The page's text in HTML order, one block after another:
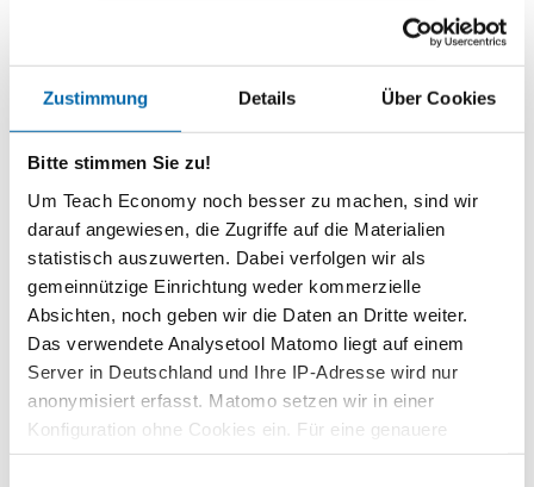
Zustimmung Details Über Cookies
Bitte stimmen Sie zu!
Um Teach Economy noch besser zu machen, sind wir
darauf angewiesen, die Zugriffe auf die Materialien
statistisch auszuwerten. Dabei verfolgen wir als
gemeinnützige Einrichtung weder kommerzielle
Absichten, noch geben wir die Daten an Dritte weiter.
Das verwendete Analysetool Matomo liegt auf einem
Server in Deutschland und Ihre IP-Adresse wird nur
anonymisiert erfasst. Matomo setzen wir in einer
Konfiguration ohne Cookies ein. Für eine genauere
Analyse bitte wir Sie, auch den optional wählbaren
Zeitbedarf
2 Unterrichtsstunden
Sekundarstufe II
Vorwissen
Wirtschaftliche Grundbegriffe wie Aktie oder Börse
Kompetenzen
Die Schülerinnen und Schüler …
benennen und beschreiben Globalisierungsphänomene in
ihrem Wirkungszusammenhang.
beschreiben und erklären Wechselwirkungen zwischen